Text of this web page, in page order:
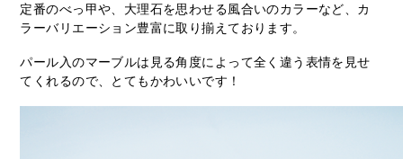
定番のべっ甲や、大理石を思わせる風合いのカラーなど、カ
ラーバリエーション豊富に取り揃えております。
パール入のマーブルは見る角度によって全く違う表情を見せ
てくれるので、とてもかわいいです！